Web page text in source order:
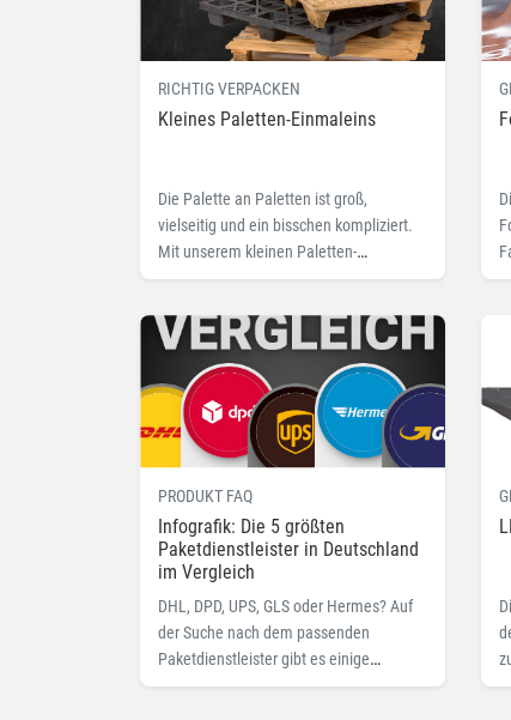
RICHTIG VERPACKEN
Kleines Paletten-Einmaleins
Die Palette an Paletten ist groß,
vielseitig und ein bisschen kompliziert.
Mit unserem kleinen Paletten-
Einmaleins behalten Sie den Überblick.
PRODUKT FAQ
Infografik: Die 5 größten
Paketdienstleister in Deutschland
im Vergleich
DHL, DPD, UPS, GLS oder Hermes? Auf
der Suche nach dem passenden
Paketdienstleister gibt es einige
Auswahlkriterien zu beachten. Wir sagen